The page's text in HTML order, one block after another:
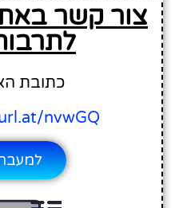
צור קשר
כתובת
nvwGQ